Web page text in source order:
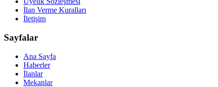
İlan Verme Kuralları
İletişim
Sayfalar
Ana Sayfa
Haberler
İlanlar
Mekanlar